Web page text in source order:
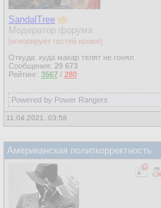
SandalTree
Модератор форума
[игнорирует гостей кроме]
Откуда: куда макар телят не гонял
Сообщения: 29 673
Рейтинг: 3567 / 280
Powered by Power Rangers
11.04.2021, 03:58
Американская политкорректность